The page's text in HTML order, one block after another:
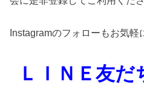
Instagramのフォローもお気軽
ＬＩＮＥ友